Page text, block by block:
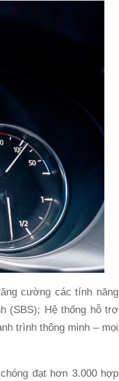
cường các tính năng
(SBS); Hệ thống hỗ trợ
trình thông minh – mọi
đạt hơn 3.000 hợp